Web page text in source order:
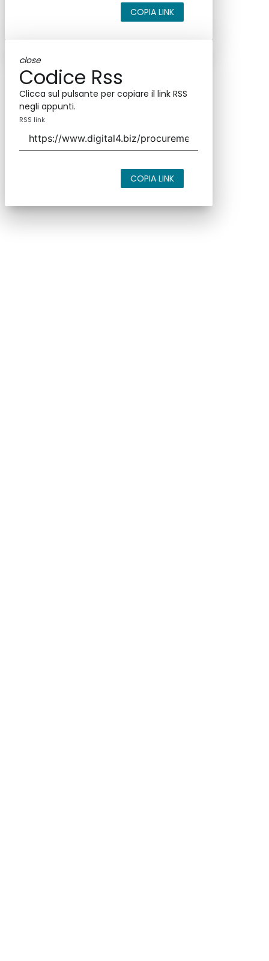
COPIA LINK
close
Codice Rss
Clicca sul pulsante per copiare il link RSS
negli appunti.
RSS link
COPIA LINK